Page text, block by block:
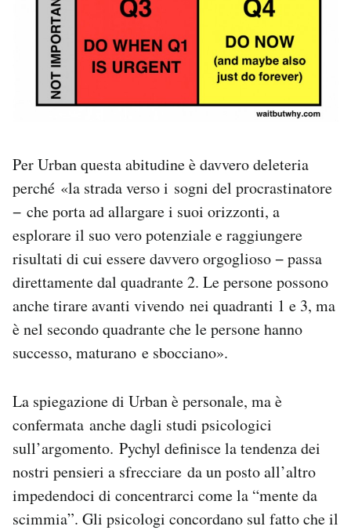
Per Urban questa abitudine è davvero deleteria
perché «la strada verso i sogni del procrastinatore
− che porta ad allargare i suoi orizzonti, a
esplorare il suo vero potenziale e raggiungere
risultati di cui essere davvero orgoglioso − passa
direttamente dal quadrante 2. Le persone possono
anche tirare avanti vivendo nei quadranti 1 e 3, ma
è nel secondo quadrante che le persone hanno
successo, maturano e sbocciano».
La spiegazione di Urban è personale, ma è
confermata anche dagli studi psicologici
sull’argomento. Pychyl definisce la tendenza dei
nostri pensieri a sfrecciare da un posto all’altro
impedendoci di concentrarci come la “mente da
scimmia”. Gli psicologi concordano sul fatto che il